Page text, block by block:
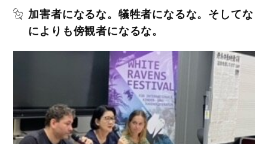
加害者になるな。犠牲者になるな。そしてな
によりも傍観者になるな。